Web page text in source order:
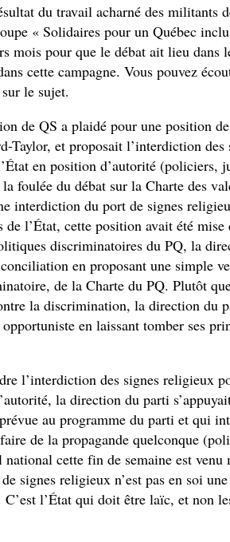
du travail acharné des militants
« Solidaires pour un Québec
mois pour que le débat ait lieu dans
cette campagne. Vous pouvez
sur le sujet.
de QS a plaidé pour une position
Taylor, et proposait l’interdiction
en position d’autorité (policiers,
foulée du débat sur la Charte des
interdiction du port de signes
de l’État, cette position avait été mise
discriminatoires du PQ, la
en proposant une simple
de la Charte du PQ. Plutôt
la discrimination, la direction du
en laissant tomber ses
l’interdiction des signes religieux
la direction du parti
au programme du parti et qui
de la propagande quelconque
cette fin de semaine est venu
signes religieux n’est pas en soi
C’est l’État qui doit être laïc, et non